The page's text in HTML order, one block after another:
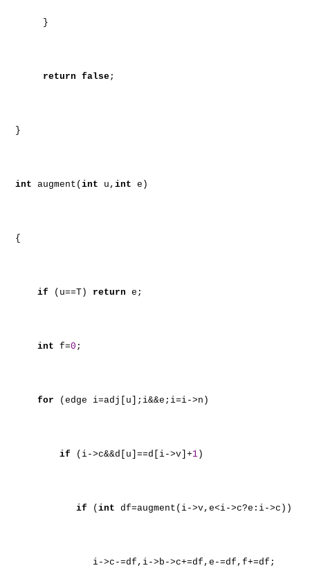
}
return false;
}
int augment( int u, int e)
{
if (u==T) return e;
int f=0 ;
for (edge i=adj[u];i&&e;i=i->n)
if (i->c&&d[u]==d[i->v]+1 )
if ( int df=augment(i->v,e<i->c?e:i->c))
i->c-=df,i->b->c+=df,e-=df,f+=df;